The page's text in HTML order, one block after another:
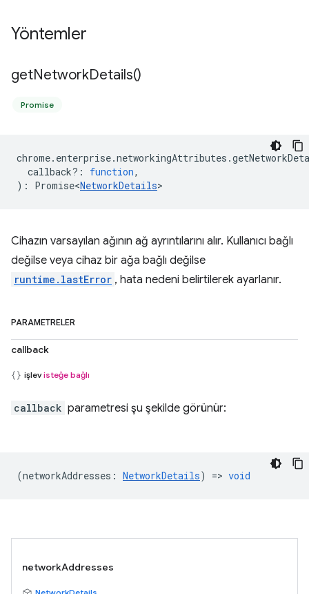
Yöntemler
getNetworkDetails()
Promise
chrome. enterprise.networkingAttributes .
callback? : function,
) : Promise<NetworkDetails>
Cihazın varsayılan ağının ağ ayrıntılarını alır. Kullanıcı bağlı
değilse veya cihaz bir ağa bağlı değilse
runtime.lastError , hata nedeni belirtilerek ayarlanır.
PARAMETRELER
callback
işlevisteğe bağlı
callback parametresi şu şekilde görünür:
(networkAddresses : NetworkDetails) => void
networkAddresses